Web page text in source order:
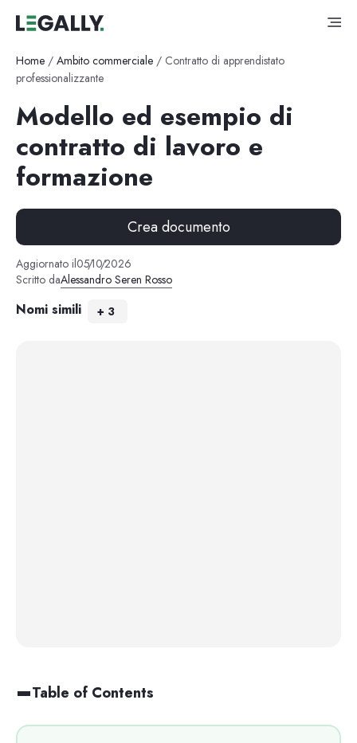
Home / Ambito commerciale / Contratto di apprendistato
professionalizzante
Modello ed esempio di
contratto di lavoro e
formazione
Crea documento
Aggiornato il05/10/2026
Scritto daAlessandro Seren Rosso
Nomi simili + 3
Table of Contents